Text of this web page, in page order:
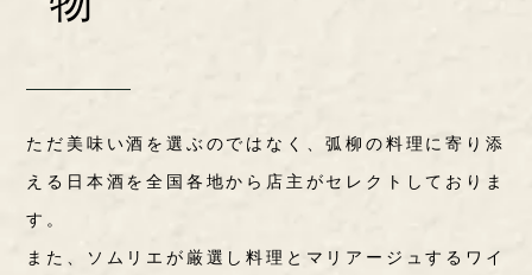
ただ美味い酒を選ぶのではなく、弧柳の料理に寄り添
える日本酒を全国各地から店主がセレクトしておりま
す。
また、ソムリエが厳選し料理とマリアージュするワイ